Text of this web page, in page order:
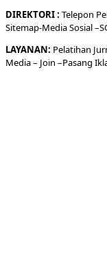
DIREKTORI: Telepon
Sitemap-Media Sosial –
LAYANAN: Pelatihan
Media– Join –Pasang